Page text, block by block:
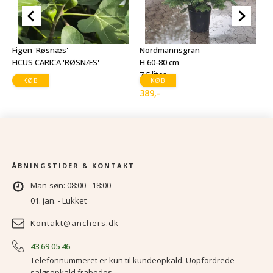
KØB
Figen 'Røsnæs'
FICUS CARICA 'RØSNÆS'
279,- KØB
Nordmannsgran
H 60-80 cm
7,5 liter
389,-
ÅBNINGSTIDER & KONTAKT
Man-søn: 08:00 - 18:00
01. jan. - Lukket
Kontakt@anchers.dk
43 69 05 46
Telefonnummeret er kun til kundeopkald. Uopfordrede